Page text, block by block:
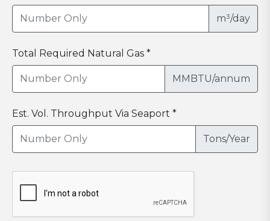
m³/day
Total Required Natural Gas *
MMBTU/annum
Est. Vol. Throughput Via Seaport *
Tons/Year